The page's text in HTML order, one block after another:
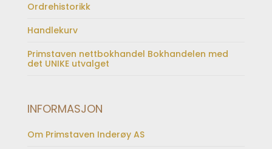
Ordrehistorikk
Handlekurv
Primstaven nettbokhandel Bokhandelen med
det UNIKE utvalget
INFORMASJON
Om Primstaven Inderøy AS